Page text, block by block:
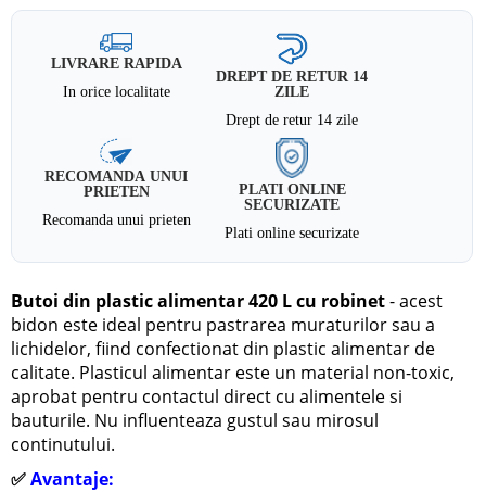
LIVRARE RAPIDA
In orice localitate
DREPT DE RETUR 14
ZILE
Drept de retur 14 zile
RECOMANDA UNUI
PRIETEN
Recomanda unui prieten
PLATI ONLINE
SECURIZATE
Plati online securizate
Butoi din plastic alimentar 420 L cu robinet- acest
bidon este ideal pentru pastrarea muraturilor sau a
lichidelor, fiind confectionat din plastic alimentar de
calitate. Plasticul alimentar este un material non-toxic,
aprobat pentru contactul direct cu alimentele si
bauturile. Nu influenteaza gustul sau mirosul
continutului.
✅Avantaje: